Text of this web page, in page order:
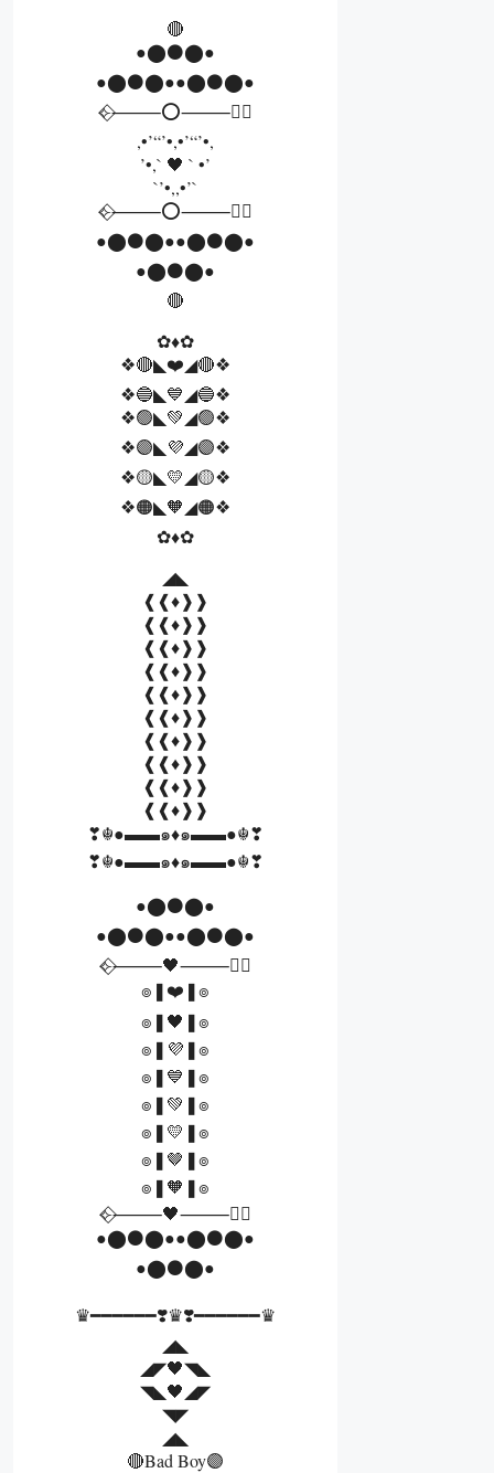
🔴
●⬤⚫⬤●
●⬤⚫⬤●●⬤⚫⬤●
⟣⃟⸻⭕⸻⃟⟢
,•’“’•,•’“’•,
’•,` 🖤 ` •’
`’•,,•’`
⟣⃟⸻⭕⸻⃟⟢
●⬤⚫⬤●●⬤⚫⬤●
●⬤⚫⬤●
🔴
✿♦️✿
❖🔴◣❤️◢🔴❖
❖🔵◣💙◢🔵❖
❖🟢◣💚◢🟢❖
❖🟣◣💜◢🟣❖
❖🟡◣💛◢🟡❖
❖🟠◣🧡◢🟠❖
✿♦️✿
◢◣
❰❰♦️❱❱
❰❰♦❱❱
❰❰♦️❱❱
❰❰♦️❱❱
❰❰♦️❱❱
❰❰♦️❱❱
❰❰♦️❱❱
❰❰♦️❱❱
❰❰♦️❱❱
❰❰♦️❱❱
❣☬●▬▬๑♦️๑▬▬●☬❣
❣☬●▬▬๑♦️๑▬▬●☬❣
●⬤⚫⬤●
●⬤⚫⬤●●⬤⚫⬤●
⟣⃟⸻🖤⸻⃟⟢
๏❚❤️❚๏
๏❚🖤❚๏
๏❚💜❚๏
๏❚💙❚๏
๏❚💚❚๏
๏❚💛❚๏
๏❚🤎❚๏
๏❚🧡❚๏
⟣⃟⸻🖤⸻⃟⟢
●⬤⚫⬤●●⬤⚫⬤●
●⬤⚫⬤●
♛━━━━━━❣️♛❣️━━━━━━♛
◢◣
◢◤🖤◥◣
◥◣🖤◢◤
◥◤
◢◣
🔴Bad Boy🟣